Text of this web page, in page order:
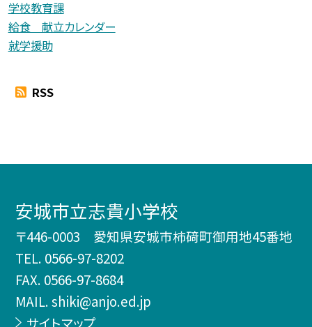
学校教育課
給食 献立カレンダー
就学援助
RSS
安城市立志貴小学校
〒446-0003 愛知県安城市柿𥔎町御用地45番地
TEL. 0566-97-8202
FAX. 0566-97-8684
MAIL. shiki@anjo.ed.jp
サイトマップ